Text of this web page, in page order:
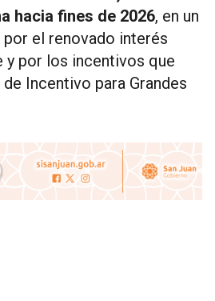
hacia fines de 2026, en un
el renovado interés
y por los incentivos que
Incentivo para Grandes